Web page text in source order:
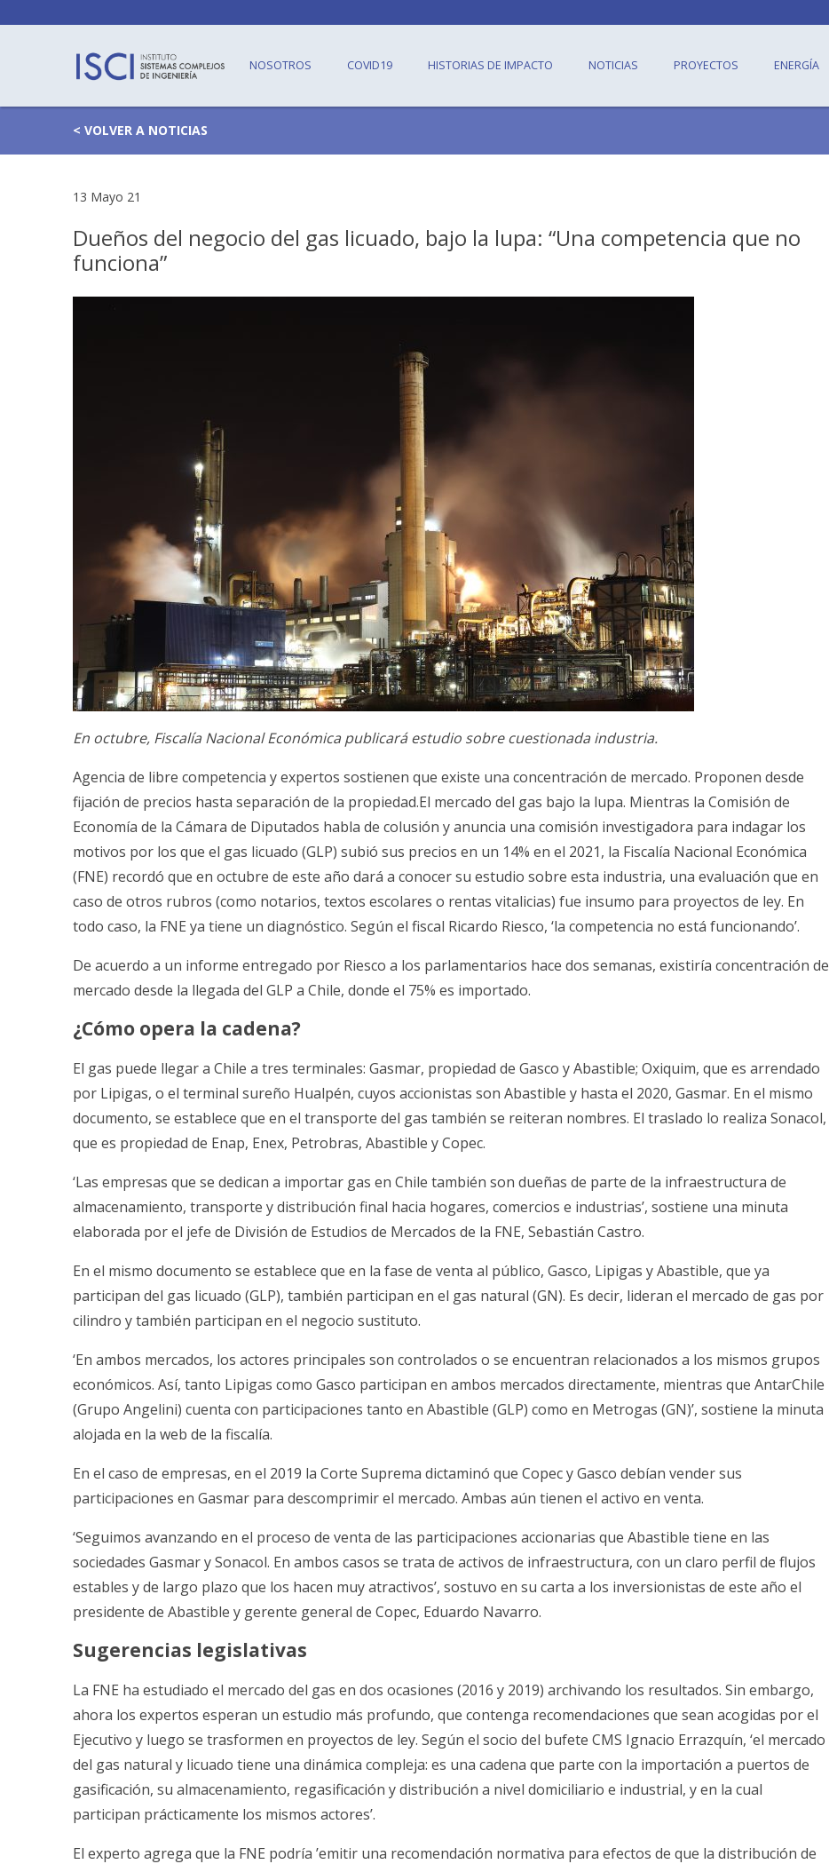
NOSOTROS COVID19 HISTORIAS DE IMPACTO NOTICIAS PROYECTOS ENERGÍA
< VOLVER A NOTICIAS
13 Mayo 21
Dueños del negocio del gas licuado, bajo la lupa: “Una competencia que no
funciona”
En octubre, Fiscalía Nacional Económica publicará estudio sobre cuestionada industria.
Agencia de libre competencia y expertos sostienen que existe una concentración de mercado. Proponen desde
fijación de precios hasta separación de la propiedad.El mercado del gas bajo la lupa. Mientras la Comisión de
Economía de la Cámara de Diputados habla de colusión y anuncia una comisión investigadora para indagar los
motivos por los que el gas licuado (GLP) subió sus precios en un 14% en el 2021, la Fiscalía Nacional Económica
(FNE) recordó que en octubre de este año dará a conocer su estudio sobre esta industria, una evaluación que en
caso de otros rubros (como notarios, textos escolares o rentas vitalicias) fue insumo para proyectos de ley. En
todo caso, la FNE ya tiene un diagnóstico. Según el fiscal Ricardo Riesco, ‘la competencia no está funcionando’.
De acuerdo a un informe entregado por Riesco a los parlamentarios hace dos semanas, existiría concentración de
mercado desde la llegada del GLP a Chile, donde el 75% es importado.
¿Cómo opera la cadena?
El gas puede llegar a Chile a tres terminales: Gasmar, propiedad de Gasco y Abastible; Oxiquim, que es arrendado
por Lipigas, o el terminal sureño Hualpén, cuyos accionistas son Abastible y hasta el 2020, Gasmar. En el mismo
documento, se establece que en el transporte del gas también se reiteran nombres. El traslado lo realiza Sonacol,
que es propiedad de Enap, Enex, Petrobras, Abastible y Copec.
‘Las empresas que se dedican a importar gas en Chile también son dueñas de parte de la infraestructura de
almacenamiento, transporte y distribución final hacia hogares, comercios e industrias’, sostiene una minuta
elaborada por el jefe de División de Estudios de Mercados de la FNE, Sebastián Castro.
En el mismo documento se establece que en la fase de venta al público, Gasco, Lipigas y Abastible, que ya
participan del gas licuado (GLP), también participan en el gas natural (GN). Es decir, lideran el mercado de gas por
cilindro y también participan en el negocio sustituto.
‘En ambos mercados, los actores principales son controlados o se encuentran relacionados a los mismos grupos
económicos. Así, tanto Lipigas como Gasco participan en ambos mercados directamente, mientras que AntarChile
(Grupo Angelini) cuenta con participaciones tanto en Abastible (GLP) como en Metrogas (GN)’, sostiene la minuta
alojada en la web de la fiscalía.
En el caso de empresas, en el 2019 la Corte Suprema dictaminó que Copec y Gasco debían vender sus
participaciones en Gasmar para descomprimir el mercado. Ambas aún tienen el activo en venta.
‘Seguimos avanzando en el proceso de venta de las participaciones accionarias que Abastible tiene en las
sociedades Gasmar y Sonacol. En ambos casos se trata de activos de infraestructura, con un claro perfil de flujos
estables y de largo plazo que los hacen muy atractivos’, sostuvo en su carta a los inversionistas de este año el
presidente de Abastible y gerente general de Copec, Eduardo Navarro.
Sugerencias legislativas
La FNE ha estudiado el mercado del gas en dos ocasiones (2016 y 2019) archivando los resultados. Sin embargo,
ahora los expertos esperan un estudio más profundo, que contenga recomendaciones que sean acogidas por el
Ejecutivo y luego se trasformen en proyectos de ley. Según el socio del bufete CMS Ignacio Errazquín, ‘el mercado
del gas natural y licuado tiene una dinámica compleja: es una cadena que parte con la importación a puertos de
gasificación, su almacenamiento, regasificación y distribución a nivel domiciliario e industrial, y en la cual
participan prácticamente los mismos actores’.
El experto agrega que la FNE podría ’emitir una recomendación normativa para efectos de que la distribución de